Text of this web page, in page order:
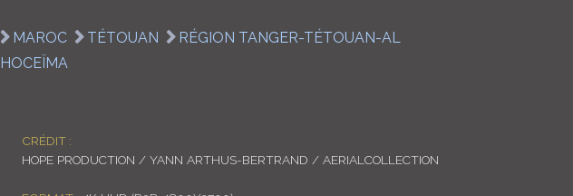
MAROC TÉTOUAN
RÉGION TANGER-TÉTOUAN-AL
HOCEÏMA
CRÉDIT :
HOPE PRODUCTION / YANN ARTHUS-BERTRAND / AERIALCOLLECTION